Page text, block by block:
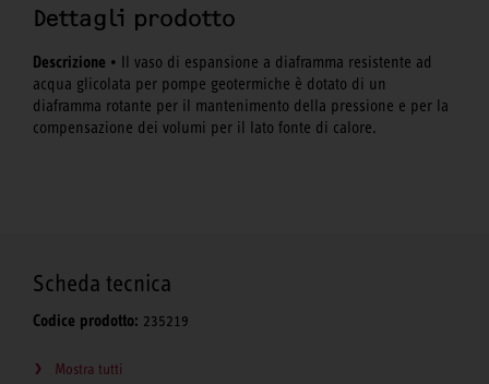
Dettagli prodotto
Descrizione • Il vaso di espansione a diaframma resistente ad
acqua glicolata per pompe geotermiche è dotato di un
diaframma rotante per il mantenimento della pressione e per la
compensazione dei volumi per il lato fonte di calore.
Scheda tecnica
Codice prodotto: 235219
Mostra tutti